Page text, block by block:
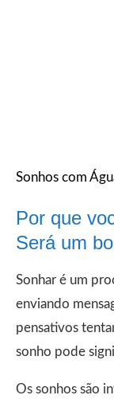
Sonhos com
Por que
Será um
Sonhar é um
enviando
pensativos
sonho pode
Os sonhos são